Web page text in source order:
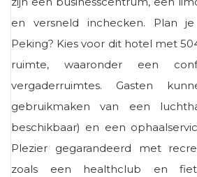
en versneld inchecken. Plan
Peking? Kies voor dit hotel met
ruimte, waaronder een
vergaderruimtes. Gasten
gebruikmaken van een
beschikbaar) en een
Plezier gegarandeerd met
zoals een healthclub en